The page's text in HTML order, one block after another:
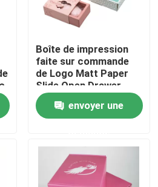
de empaquetage
Boîte de impression
faite sur commande
de Logo Matt Paper
Slide Open Drawer
pour le savon fait main
envoyer une